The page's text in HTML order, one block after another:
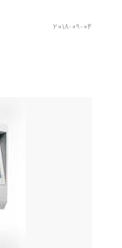
2018-09-04